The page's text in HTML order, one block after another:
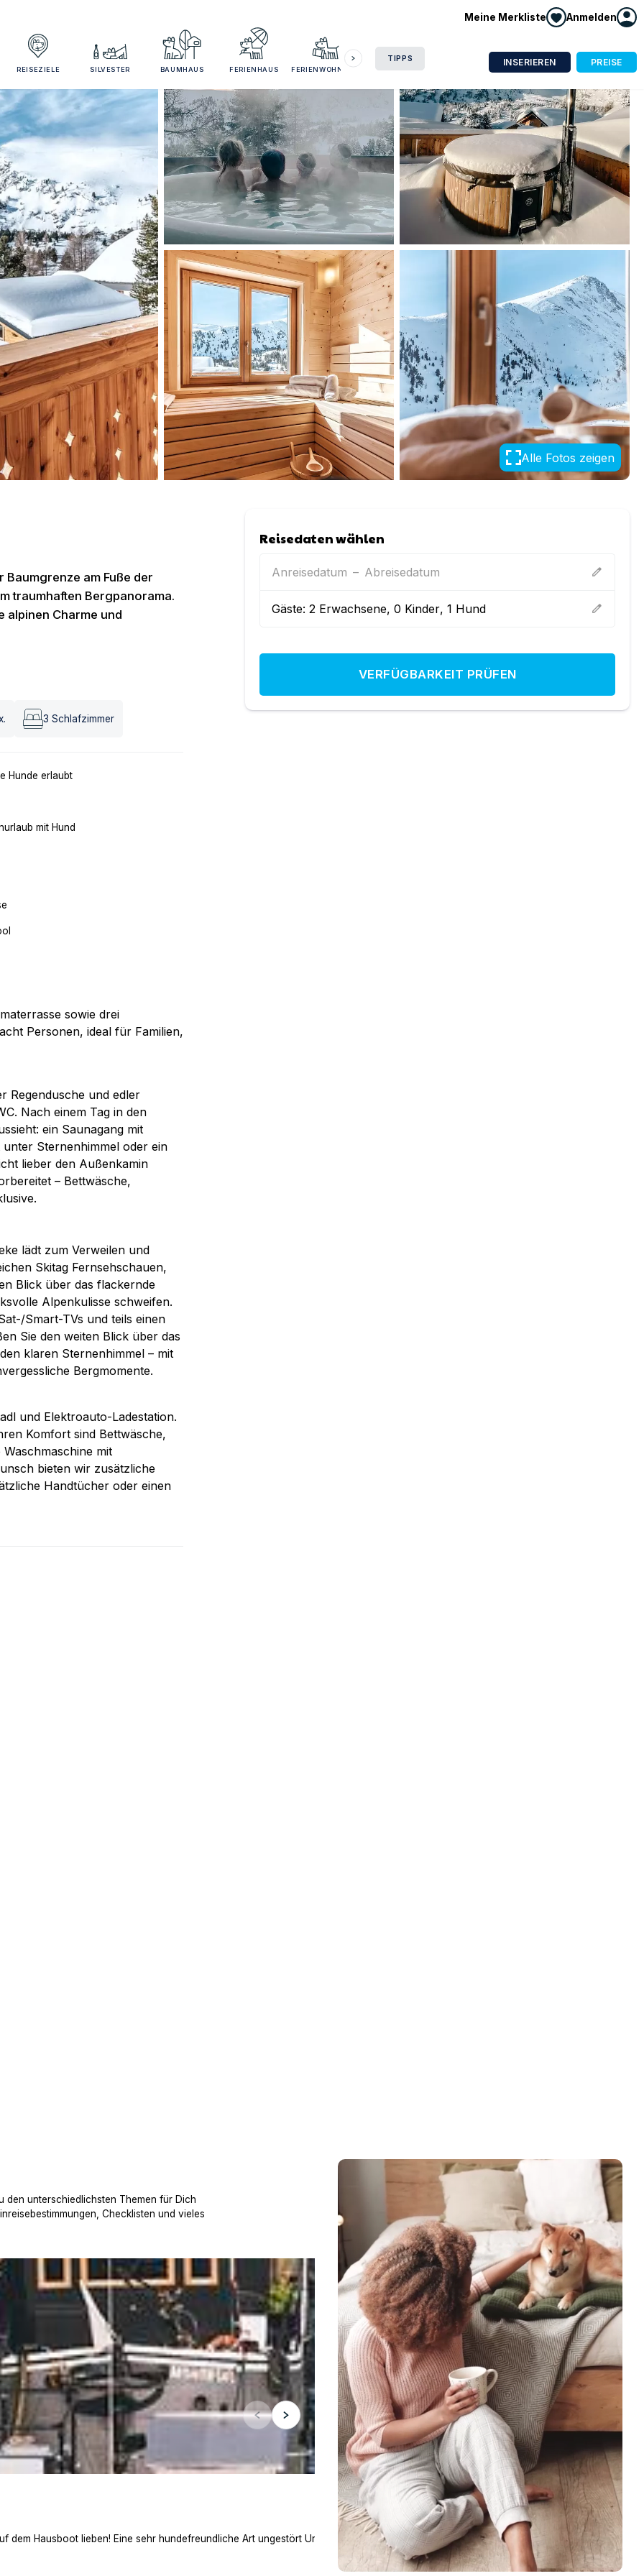
Meine Merkliste Anmelden
REISEZIELE SILVESTER BAUMHAUS FERIENHAUS FERIENWOHNUNG
TIPPS INSERIEREN PREISE
Alle Fotos zeigen
am Fuße der
traumhaften Bergpanorama.
alpinen Charme und
3 Schlafzimmer
Hunde erlaubt
mit Hund
sowie drei
Personen, ideal für Familien,
Regendusche und edler
Nach einem Tag in den
ein Saunagang mit
Sternenhimmel oder ein
lieber den Außenkamin
– Bettwäsche,
lädt zum Verweilen und
Skitag Fernsehschauen,
Blick über das flackernde
Alpenkulisse schweifen.
Smart-TVs und teils einen
Sie den weiten Blick über das
klaren Sternenhimmel – mit
Bergmomente.
und Elektroauto-Ladestation.
Komfort sind Bettwäsche,
mit
bieten wir zusätzliche
Handtücher oder einen
Reisedaten wählen
Anreisedatum – Abreisedatum edit
Gäste:2 Erwachsene,0 Kinder,1 Hund edit
VERFÜGBARKEIT PRÜFEN
den unterschiedlichsten Themen für Dich
Checklisten und vieles
dem Hausboot lieben! Eine sehr hundefreundliche Art ungestört Urlaub zu machen. Spaß und Abenteuer für die ganze Familie, ganz